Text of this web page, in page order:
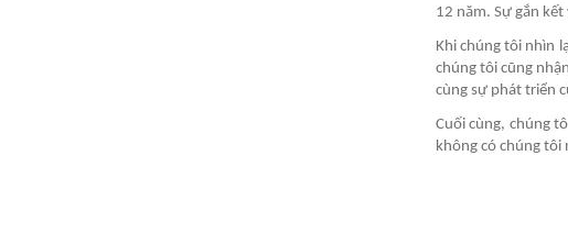
12 năm. Sự gắn
Khi chúng tôi nhìn
chúng tôi cũng
cùng sự phát triển
Cuối cùng, chúng
không có chúng